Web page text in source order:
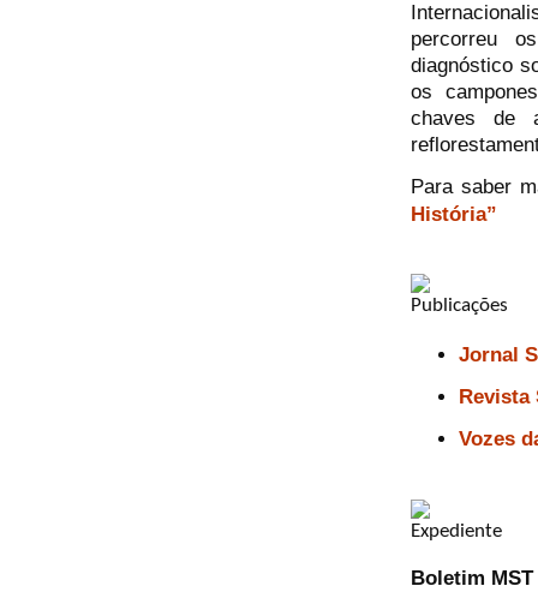
percorreu
diagnóstico
os
chaves de
Para saber
História”
Jornal
Revista
Vozes
Boletim